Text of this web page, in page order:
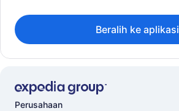
Beralih ke aplikasi
Perusahaan